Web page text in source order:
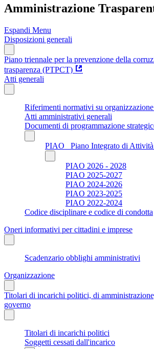
Amministrazione
Espandi Menu
Disposizioni generali
Piano triennale per la prevenzione della
trasparenza (PTPCT)
Atti generali
Riferimenti normativi su
Atti amministrativi generali
Documenti di programmazione
PIAO_ Piano Integrato di
PIAO 2026 - 2028
PIAO 2025-2027
PIAO 2024-2026
PIAO 2023-2025
PIAO 2022-2024
Codice disciplinare e codice di condotta
Oneri informativi per cittadini e imprese
Scadenzario obblighi amministrativi
Organizzazione
Titolari di incarichi politici, di
governo
Titolari di incarichi politici
Soggetti cessati dall'incarico